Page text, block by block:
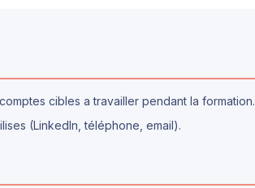
cibles a travailler pendant la formation.
(LinkedIn, téléphone, email).